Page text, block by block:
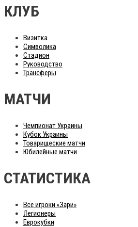
КЛУБ
Визитка
Символика
Стадион
Руководство
Трансферы
МАТЧИ
Чемпионат Украины
Кубок Украины
Товарищеские матчи
Юбилейные матчи
СТАТИСТИКА
Все игроки «Зари»
Легионеры
Еврокубки